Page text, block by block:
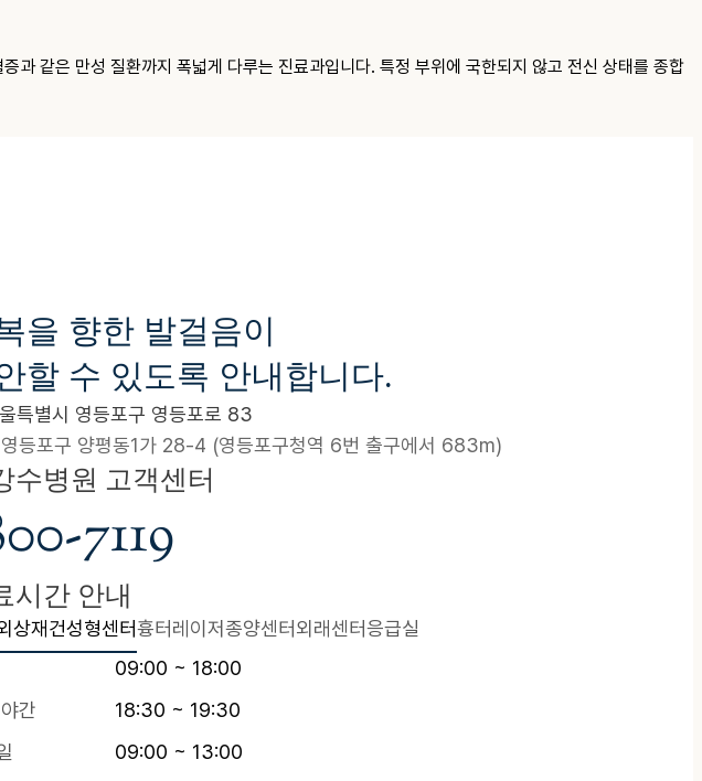
과 같은 만성 질환까지 폭넓게 다루는 진료과입니다. 특정 부위에 국한되지 않고 전신 상태를 종합
을 향한 발걸음이
할 수 있도록 안내합니다.
특별시 영등포구 영등포로 83
등포구 양평동1가 28-4 (영등포구청역 6번 출구에서 683m)
수병원 고객센터
7119
시간 안내
상재건성형센터흉터레이저종양센터외래센터응급실
09:00 ~ 18:00
간
18:30 ~ 19:30
09:00 ~ 13:00